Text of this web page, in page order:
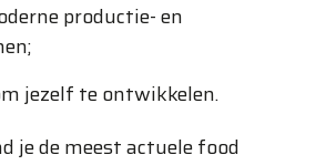
productie- en
jezelf te ontwikkelen.
je de meest actuele food